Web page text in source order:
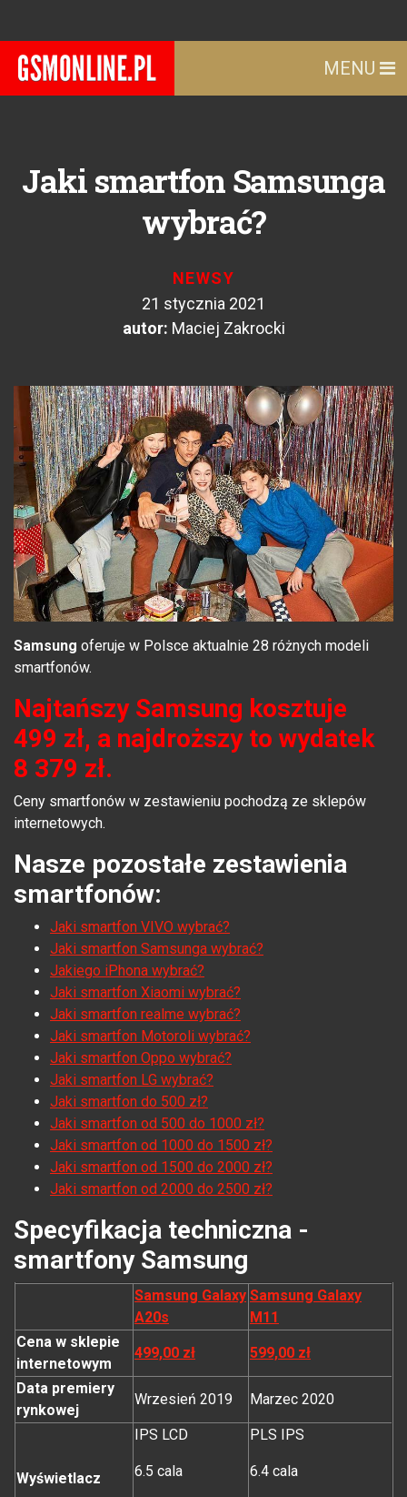
MENU
Jaki smartfon Samsunga
wybrać?
NEWSY
21 stycznia 2021
autor: Maciej Zakrocki
Samsung oferuje w Polsce aktualnie 28 różnych modeli
smartfonów.
Najtańszy Samsung kosztuje
499 zł, a najdroższy to wydatek
8 379 zł.
Ceny smartfonów w zestawieniu pochodzą ze sklepów
internetowych.
Nasze pozostałe zestawienia
smartfonów:
Jaki smartfon VIVO wybrać?
Jaki smartfon Samsunga wybrać?
Jakiego iPhona wybrać?
Jaki smartfon Xiaomi wybrać?
Jaki smartfon realme wybrać?
Jaki smartfon Motoroli wybrać?
Jaki smartfon Oppo wybrać?
Jaki smartfon LG wybrać?
Jaki smartfon do 500 zł?
Jaki smartfon od 500 do 1000 zł?
Jaki smartfon od 1000 do 1500 zł?
Jaki smartfon od 1500 do 2000 zł?
Jaki smartfon od 2000 do 2500 zł?
Specyfikacja techniczna -
smartfony Samsung
Samsung Galaxy
A20s
Samsung Galaxy
M11
Cena w sklepie
internetowym
499,00 zł 599,00 zł
Data premiery
rynkowej
Wrzesień 2019 Marzec 2020
Wyświetlacz
IPS LCD
6.5 cala
PLS IPS
6.4 cala